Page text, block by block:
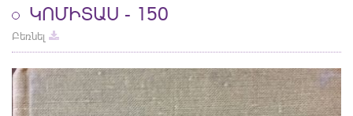
ԿՈՄԻՏԱՍ - 150
Բեռնել